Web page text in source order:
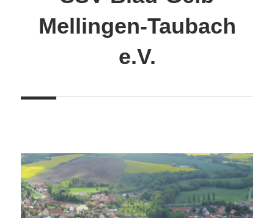
Mellingen-Taubach
e.V.